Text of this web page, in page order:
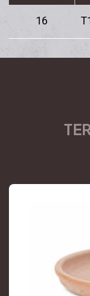
16